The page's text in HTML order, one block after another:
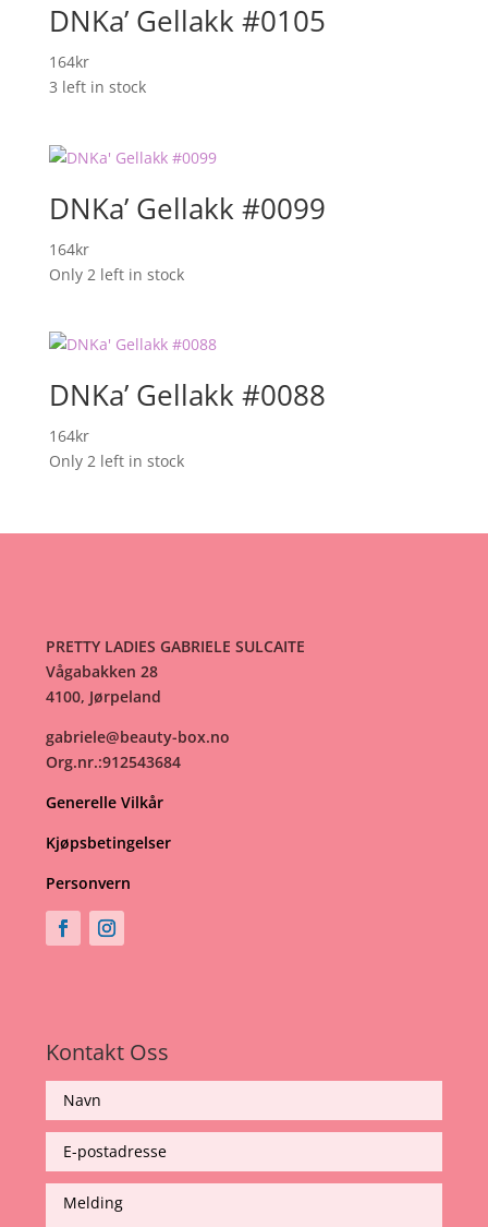
DNKa’ Gellakk #0105
164kr
3 left in stock
DNKa’ Gellakk #0099
164kr
Only 2 left in stock
DNKa’ Gellakk #0088
164kr
Only 2 left in stock
PRETTY LADIES GABRIELE SULCAITE
Vågabakken 28
4100, Jørpeland
gabriele@beauty-box.no
Org.nr.:912543684
Generelle Vilkår
Kjøpsbetingelser
Personvern
Kontakt Oss